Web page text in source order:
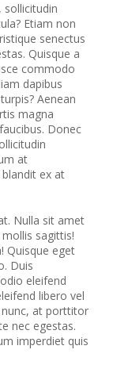
sollicitudin
Etiam non
senectus
Quisque a
commodo
dapibus
Aenean
magna
Donec
at
ex at
Nulla sit amet
sagittis!
Quisque eget
Duis
eleifend
libero vel
at porttitor
nec egestas.
imperdiet quis